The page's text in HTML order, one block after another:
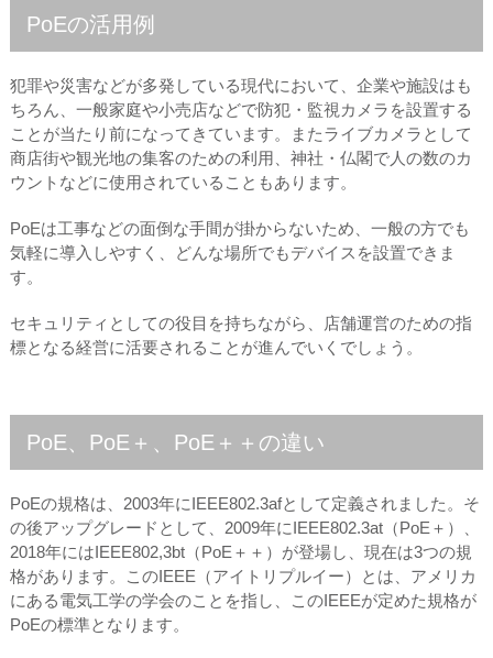
PoEの活用例
犯罪や災害などが多発している現代において、企業や施設はも
ちろん、一般家庭や小売店などで防犯・監視カメラを設置する
ことが当たり前になってきています。またライブカメラとして
商店街や観光地の集客のための利用、神社・仏閣で人の数のカ
ウントなどに使用されていることもあります。
PoEは工事などの面倒な手間が掛からないため、一般の方でも
気軽に導入しやすく、どんな場所でもデバイスを設置できま
す。
セキュリティとしての役目を持ちながら、店舗運営のための指
標となる経営に活要されることが進んでいくでしょう。
PoE、PoE＋、PoE＋＋の違い
PoEの規格は、2003年にIEEE802.3afとして定義されました。そ
の後アップグレードとして、2009年にIEEE802.3at（PoE＋）、
2018年にはIEEE802,3bt（PoE＋＋）が登場し、現在は3つの規
格があります。このIEEE（アイトリプルイー）とは、アメリカ
にある電気工学の学会のことを指し、このIEEEが定めた規格が
PoEの標準となります。